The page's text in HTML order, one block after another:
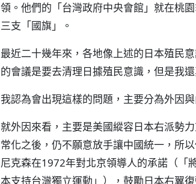
領。他們的「台灣政府中央會館」就在桃
三支「國旗」。
最近二十幾年來，各地像上述的日本殖民
的會議是要去清理日據殖民意識，但是我
我認為會出現這樣的問題，主要分為外因與
就外因來看，主要是美國縱容日本右派勢
常化之後，仍不願意放手讓中國統一，所
尼克森在1972年對北京領導人的承諾（「
本支持台灣獨立運動」），鼓勵日本右翼